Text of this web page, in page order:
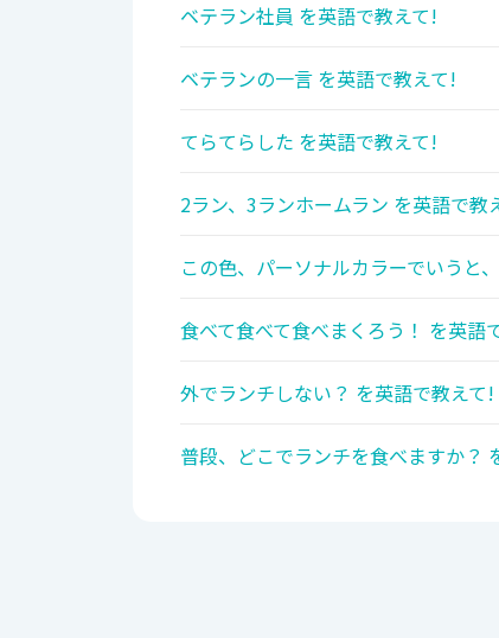
ベテラン社員 を英語で教えて!
ベテランの一言 を英語で教えて!
てらてらした を英語で教えて!
2ラン、3ランホームラン を英語で教
この色、パーソナルカラーでいうと
食べて食べて食べまくろう！ を英語
外でランチしない？ を英語で教えて!
普段、どこでランチを食べますか？